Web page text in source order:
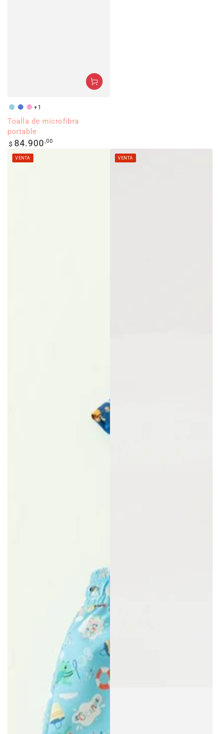
Aguamarina
AzulRosado
+1
Toalla de microfibra
portable
Precio
$ 84.900 ,00
VENTA VENTA